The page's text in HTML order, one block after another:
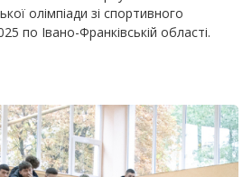
олімпіади зі спортивного
по Івано-Франківській області.